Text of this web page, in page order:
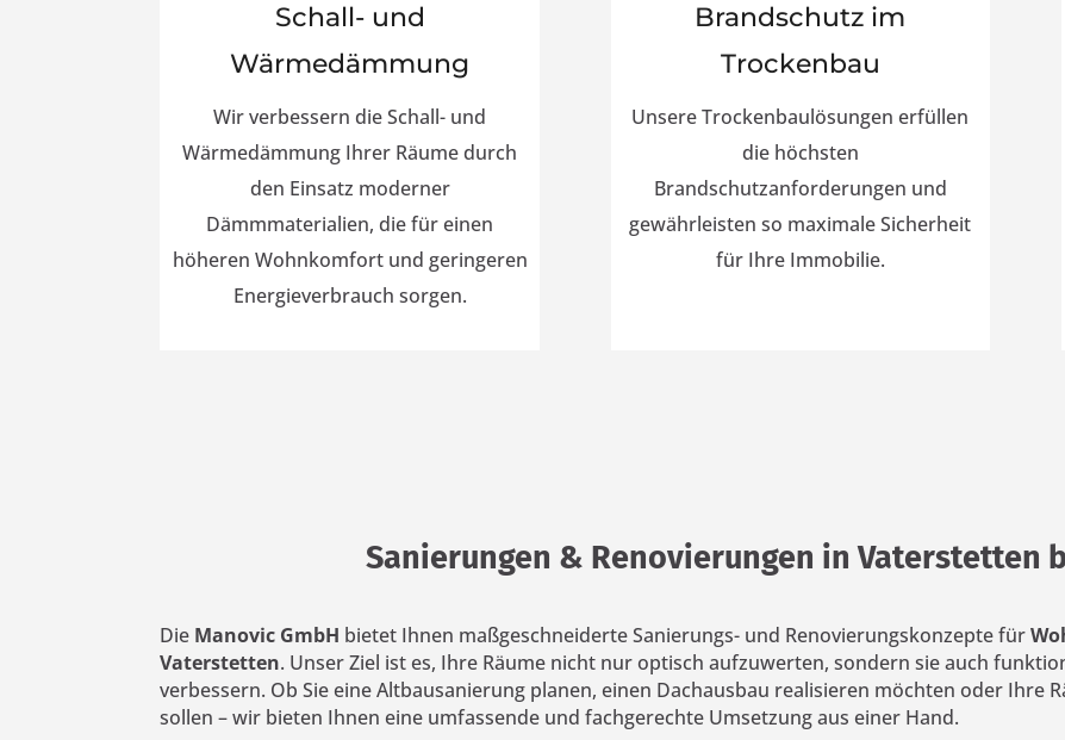
Schall- und
Wärmedämmung
Wir verbessern die Schall- und
Wärmedämmung Ihrer Räume durch
den Einsatz moderner
Dämmmaterialien, die für einen
höheren Wohnkomfort und geringeren
Energieverbrauch sorgen.
Brandschutz im
Trockenbau
Unsere Trockenbaulösungen erfüllen
die höchsten
Brandschutzanforderungen und
gewährleisten so maximale Sicherheit
für Ihre Immobilie.
Sanierungen & Renovierungen in Vaterstetten
Die Manovic GmbH bietet Ihnen maßgeschneiderte Sanierungs- und Renovierungskonzepte für
Vaterstetten. Unser Ziel ist es, Ihre Räume nicht nur optisch aufzuwerten, sondern sie auch
verbessern. Ob Sie eine Altbausanierung planen, einen Dachausbau realisieren möchten oder Ihre
sollen – wir bieten Ihnen eine umfassende und fachgerechte Umsetzung aus einer Hand.